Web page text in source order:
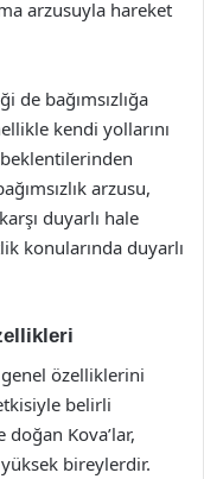
arzusuyla hareket
bağımsızlığa
kendi yollarını
arzusu,
duyarlı hale
konularında duyarlı
özelliklerini
belirli
Kova’lar,
bireylerdir.